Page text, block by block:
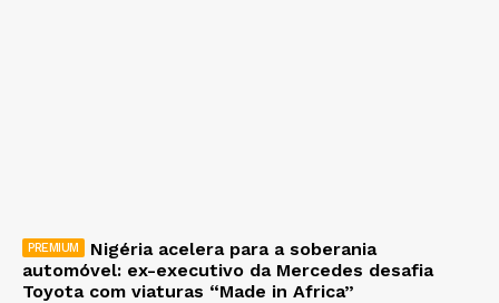
Nigéria acelera para a soberania
automóvel: ex-executivo da Mercedes desafia
Toyota com viaturas “Made in Africa”